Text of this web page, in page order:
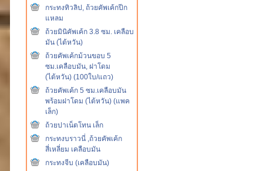
กระทงทิวลิป, ถ้วยคัพเค้กปีก
แหลม
ถ้วยมินิคัพเค้ก 3.8 ซม. เคลือบ
มัน (ไต้หวัน)
ถ้วยคัพเค้กม้วนขอบ 5
ซม.เคลือบมัน, ฝาโดม
(ไต้หวัน) (100ใบ/แถว)
ถ้วยคัพเค้ก 5 ซม.เคลือบมัน
พร้อมฝาโดม (ไต้หวัน) (แพค
เล็ก)
ถ้วยปาเน็ตโทน เล็ก
กระทงบราวนี่ ,ถ้วยคัพเค้ก
สี่เหลี่ยม เคลือบมัน
กระทงจีบ (เคลือบมัน)